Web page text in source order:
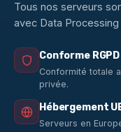
Tous nos serveurs
avec Data
Conforme RGPD
Conformité totale
privée.
Hébergement
Serveurs en